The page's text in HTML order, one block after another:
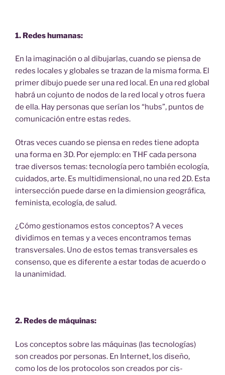
1. Redes humanas:
En la imaginación o al dibujarlas, cuando se piensa de
redes locales y globales se trazan de la misma forma. El
primer dibujo puede ser una red local. En una red global
habrá un cojunto de nodos de la red local y otros fuera
de ella. Hay personas que serían los “hubs”, puntos de
comunicación entre estas redes.
Otras veces cuando se piensa en redes tiene adopta
una forma en 3D. Por ejemplo: en THF cada persona
trae diversos temas: tecnología pero también ecología,
cuidados, arte. Es multidimensional, no una red 2D. Esta
intersección puede darse en la dimiension geográfica,
feminista, ecología, de salud.
¿Cómo gestionamos estos conceptos? A veces
dividimos en temas y a veces encontramos temas
transversales. Uno de estos temas transversales es
consenso, que es diferente a estar todas de acuerdo o
la unanimidad.
2. Redes de máquinas:
Los conceptos sobre las máquinas (las tecnologías)
son creados por personas. En Internet, los diseño,
como los de los protocolos son creados por cis-